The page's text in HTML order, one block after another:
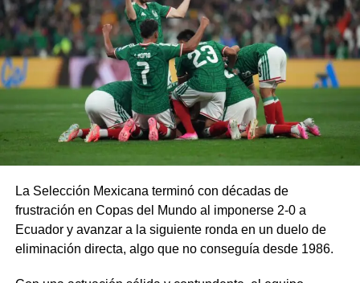
La Selección Mexicana terminó con décadas de
frustración en Copas del Mundo al imponerse 2-0 a
Ecuador y avanzar a la siguiente ronda en un duelo de
eliminación directa, algo que no conseguía desde 1986.